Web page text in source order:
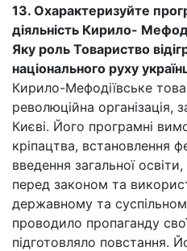
13. Охарактеризуйте
діяльність Кирило-
Яку роль Товариство
національного руху
Кирило-Мефодіївське
революційна організація,
Києві. Його програмні
кріпацтва, встановлення
введення загальної освіти,
перед законом та
державному та
проводило пропаганду
підготовляло повстання.